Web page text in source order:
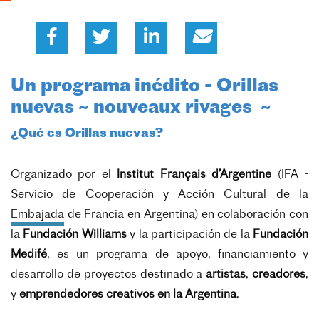
Un programa inédito - Orillas
nuevas ~ nouveaux rivages ~
¿Qué es Orillas nuevas?
Organizado por el Institut Français d’Argentine (IFA -
Servicio de Cooperación y Acción Cultural de la
Embajada de Francia en Argentina) en colaboración con
la Fundación Williamsy la participación de la Fundación
Medifé, es un programa de apoyo, financiamiento y
desarrollo de proyectos destinado a artistas,creadores,
y emprendedores creativos en la Argentina.